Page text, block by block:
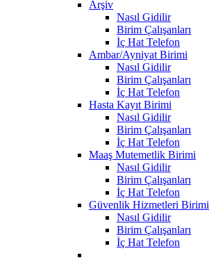
Arşiv
Nasıl Gidilir
Birim Çalışanları
İç Hat Telefon
Ambar/Ayniyat Birimi
Nasıl Gidilir
Birim Çalışanları
İç Hat Telefon
Hasta Kayıt Birimi
Nasıl Gidilir
Birim Çalışanları
İç Hat Telefon
Maaş Mutemetlik Birimi
Nasıl Gidilir
Birim Çalışanları
İç Hat Telefon
Güvenlik Hizmetleri Birimi
Nasıl Gidilir
Birim Çalışanları
İç Hat Telefon